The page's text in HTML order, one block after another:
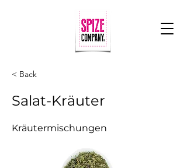
< Back
Salat-Kräuter
Kräutermischungen